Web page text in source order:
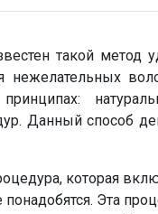
такой метод
Данный способ
которая
Эта